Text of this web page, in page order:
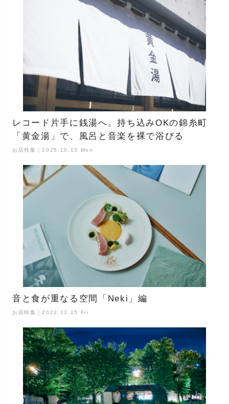
レコード片手に銭湯へ。持ち込みOKの錦糸町
「黄金湯」で、風呂と音楽を裸で浴びる
お店特集｜2025.10.13 Mon
音と食が重なる空間「Neki」編
お店特集｜2023.12.15 Fri